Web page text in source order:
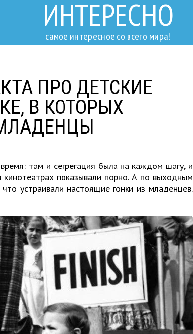
ИНТЕРЕСНО
самое интересное со всего мира!
ПРО ДЕТСКИЕ
В КОТОРЫХ
там и сегрегация была на каждом шагу, и
кинотеатрах показывали порно. А по выходным
устраивали настоящие гонки из младенцев.